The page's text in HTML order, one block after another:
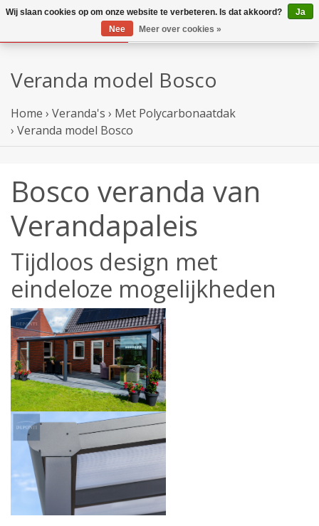
Veranda model Bosco
Home › Veranda's › Met Polycarbonaatdak
› Veranda model Bosco
Bosco veranda van
Verandapaleis
Tijdloos design met
eindeloze mogelijkheden
Wij slaan cookies op om onze website te verbeteren. Is dat akkoord?
Ja
Nee
Meer over cookies »